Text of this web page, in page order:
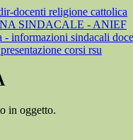
docenti religione cattolica
SINDACALE - ANIEF
- informazioni sindacali
corsi rsu
in oggetto.